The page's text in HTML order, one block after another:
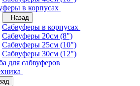
в корпусах
Назад
Сабвуферы в корпусах
Сабвуферы 20см (8")
Сабвуферы 25см (10")
Сабвуферы 30см (12")
для сабвуферов